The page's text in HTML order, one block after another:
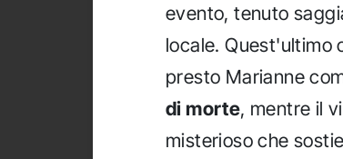
evento, tenuto
locale. Quest'ultimo
presto Marianne
di morte, mentre il
misterioso che